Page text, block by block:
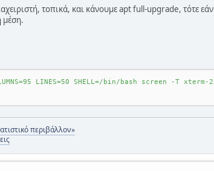
τοπικά, και κάνουμε apt full-upgrade, τότε
μέση.
LINES=50 SHELL=/bin/bash screen -T xterm-
περιβάλλον»